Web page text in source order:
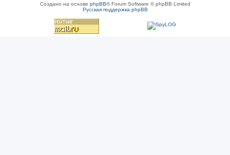
Создано на основе phpBB® Forum Software © phpBB Limited
Русская поддержка phpBB